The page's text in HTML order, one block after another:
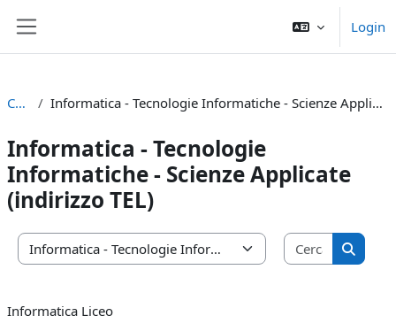
Login
Corsi Informatica - Tecnologie Informatiche - Scienze Applicate (indirizzo TEL)
Informatica - Tecnologie
Informatiche - Scienze Applicate
(indirizzo TEL)
Categorie di corso
Cerca
Cerca
Informatica Liceo